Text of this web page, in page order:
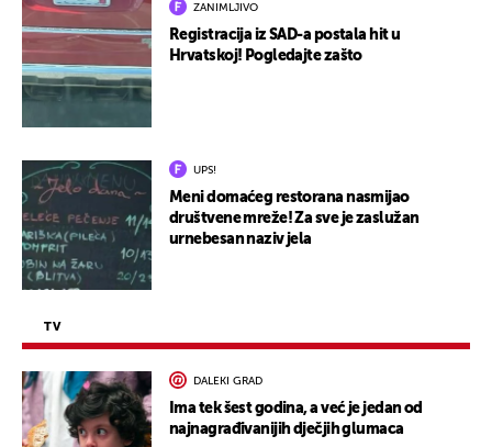
ZANIMLJIVO
Registracija iz SAD-a postala hit u
Hrvatskoj! Pogledajte zašto
UPS!
Meni domaćeg restorana nasmijao
društvene mreže! Za sve je zaslužan
urnebesan naziv jela
TV
DALEKI GRAD
Ima tek šest godina, a već je jedan od
najnagrađivanijih dječjih glumaca